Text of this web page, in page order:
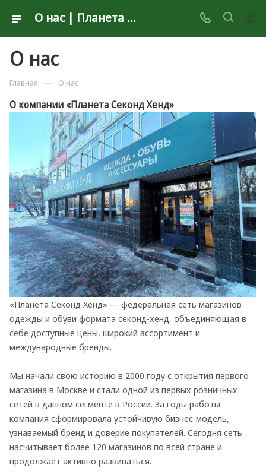
О нас | Планета Секонд Хенд
О нас
Главная — О нас
О компании «Планета Секонд Хенд»
«Планета Секонд Хенд» — федеральная сеть магазинов
одежды и обуви формата секонд-хенд, объединяющая в
себе доступные цены, широкий ассортимент и
международные бренды.
Мы начали свою историю в 2000 году с открытия первого
магазина в Москве и стали одной из первых розничных
сетей в данном сегменте в России. За годы работы
компания сформировала устойчивую бизнес-модель,
узнаваемый бренд и доверие покупателей. Сегодня сеть
насчитывает более 120 магазинов по всей стране и
продолжает активно развиваться.